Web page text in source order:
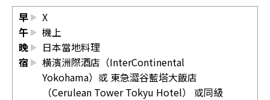
早
X
午
機上
晚
日本當地料理
宿
橫濱洲際酒店（InterContinental
Yokohama）或 東急澀谷藍塔大飯店
（Cerulean Tower Tokyu Hotel） 或同級